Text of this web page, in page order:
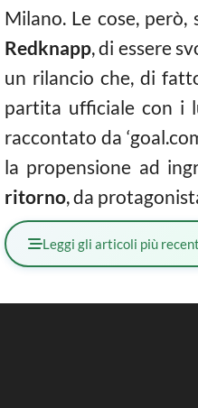
Milano. Le cose,
Redknapp, di essere
un rilancio che, di
partita ufficiale con i
raccontato da
la propensione ad
ritorno, da
Leggi gli articoli più